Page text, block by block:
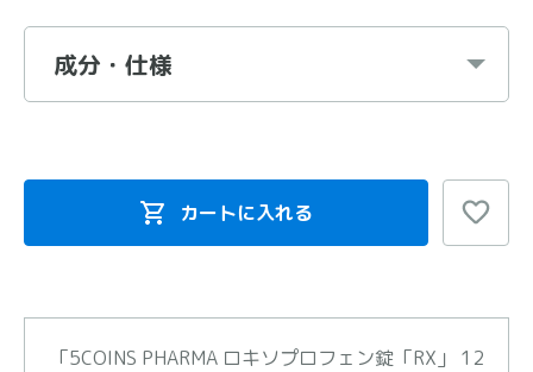
成分・仕様
カートに入れる
「5COINS PHARMA ロキソプロフェン錠「RX」 12